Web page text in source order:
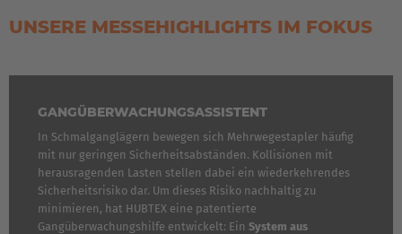
UNSERE MESSEHIGHLIGHTS IM FOKUS
GANGÜBERWACHUNGSASSISTENT
In Schmalganglägern bewegen sich Mehrwegestapler häufig
mit nur geringen Sicherheitsabständen. Kollisionen mit
herausragenden Lasten stellen dabei ein wiederkehrendes
Sicherheitsrisiko dar. Um dieses Risiko nachhaltig zu
minimieren, hat HUBTEX eine patentierte
Gangüberwachungshilfe entwickelt: Ein System aus